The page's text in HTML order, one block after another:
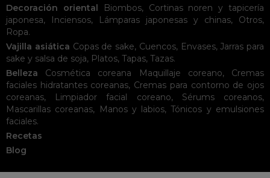
Decoración oriental
Biombos, Cortinas noren y tapicería
japonesa, Inciensos, Lámparas japonesas y chinas, Otros,
Ropa.
Vajilla asiática Copas de sake, Cuencos, Envases,Jarras para
sake y salsa de soja, Platos, Tapas, Tazas.
Belleza
Cosmética coreana Maquillaje coreano, Cremas
faciales hidratantes coreanas, Cremas para contorno de ojos
coreanas, Limpiador facial coreano, Sérums coreanos,
Mascarillas coreanas, Manos y labios,Tónicos y emulsiones
faciales.
Recetas
Blog